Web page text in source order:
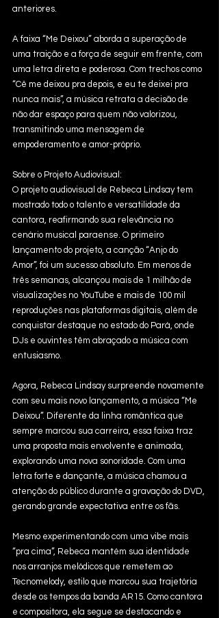
anteriores.
A faixa “Me Deixou” aborda a superação de
uma traição e a força de seguir em frente, com
uma letra direta e poderosa. Com trechos como
“Cê me deixou pra depois, e eu te deixei pra
nunca mais”, a música retrata a decisão de
não dar espaço para quem não valorizou,
transmitindo uma mensagem de
empoderamento e amor-próprio.
Sobre o Projeto Audiovisual:
O projeto audiovisual de Rebeca Lindsay tem
mostrado todo o talento e versatilidade da
cantora, reafirmando sua relevância no
cenário musical paraense. O primeiro
lançamento do projeto, a canção “Anjo do
Amor”, foi um sucesso absoluto. Em menos de
três semanas, alcançou mais de 1 milhão de
visualizações no YouTube e mais de 100 mil
reproduções nas plataformas digitais, além de
conquistar destaque no estado do Pará, onde
DJs e ouvintes têm abraçado a música com
entusiasmo.
Agora, Rebeca Lindsay surpreende novamente
com seu mais novo lançamento, a música “Me
Deixou”. Diferente da linha romântica que
sempre marcou sua carreira, essa faixa traz
uma proposta mais envolvente e animada,
explorando uma nova sonoridade. Com uma
letra forte e dançante, a música chamou a
atenção do público durante a gravação do DVD,
gerando grande expectativa entre os fãs.
Mesmo experimentando com uma vibe mais
“pra cima”, Rebeca mantém sua identidade
nos arranjos melódicos que remetem ao
Tecnomelody, estilo que marcou sua trajetória
desde os tempos da banda AR15. Como cantora
e compositora, ela segue se destacando e